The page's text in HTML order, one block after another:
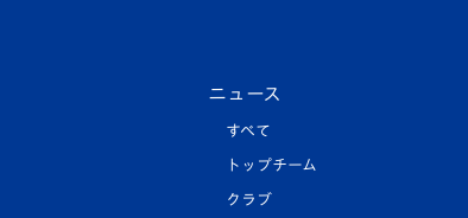
ニュース
すべて
トップチーム
クラブ